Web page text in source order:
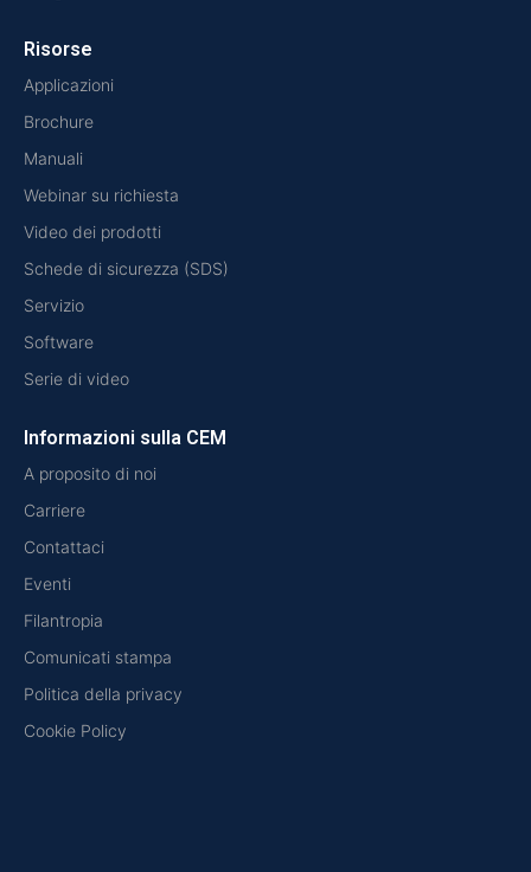
Risorse
Applicazioni
Brochure
Manuali
Webinar su richiesta
Video dei prodotti
Schede di sicurezza (SDS)
Servizio
Software
Serie di video
Informazioni sulla CEM
A proposito di noi
Carriere
Contattaci
Eventi
Filantropia
Comunicati stampa
Politica della privacy
Cookie Policy